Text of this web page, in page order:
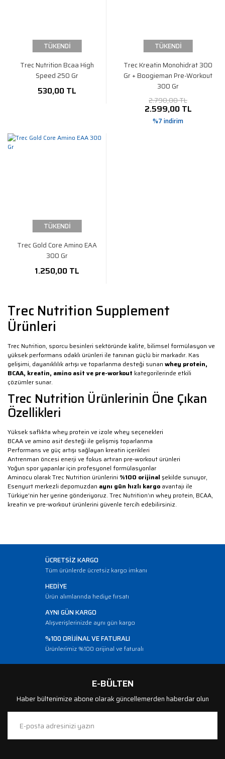
TÜKENDİ
Trec Nutrition Bcaa High
Speed 250 Gr
530,00 TL
TÜKENDİ
Trec Kreatin Monohidrat 300
Gr + Boogieman Pre-Workout
300 Gr
2.790,00 TL
2.599,00 TL
%7 indirim
TÜKENDİ
Trec Gold Core Amino EAA
300 Gr
1.250,00 TL
Trec Nutrition Supplement
Ürünleri
Trec Nutrition, sporcu besinleri sektöründe kalite, bilimsel formülasyon ve
yüksek performans odaklı ürünleri ile tanınan güçlü bir markadır. Kas
gelişimi, dayanıklılık artışı ve toparlanma desteği sunan whey protein,
BCAA, kreatin, amino asit ve pre-workout kategorilerinde etkili
çözümler sunar.
Trec Nutrition Ürünlerinin Öne Çıkan
Özellikleri
Yüksek saflıkta whey protein ve izole whey seçenekleri
BCAA ve amino asit desteği ile gelişmiş toparlanma
Performans ve güç artışı sağlayan kreatin içerikleri
Antrenman öncesi enerji ve fokus artıran pre-workout ürünleri
Yoğun spor yapanlar için profesyonel formülasyonlar
Aminocu olarak Trec Nutrition ürünlerini %100 orijinal şekilde sunuyor,
Esenyurt merkezli depomuzdan aynı gün hızlı kargo avantajı ile
Türkiye’nin her yerine gönderiyoruz. Trec Nutrition’ın whey protein, BCAA,
kreatin ve pre-workout ürünlerini güvenle tercih edebilirsiniz.
ÜCRETSİZ KARGO
Tüm ürünlerde ücretsiz kargo imkanı
HEDİYE
Ürün alımlarında hediye fırsatı
AYNI GÜN KARGO
Alışverişlerinizde aynı gün kargo
%100 ORİJİNAL VE FATURALI
Ürünlerimiz %100 orijinal ve faturalı
E-BÜLTEN
Haber bültenimize abone olarak güncellemerden haberdar olun